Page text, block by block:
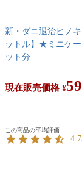
新・ダニ退治ヒノ
ットル】★ミニケ
ット分
現在販売価格 ¥